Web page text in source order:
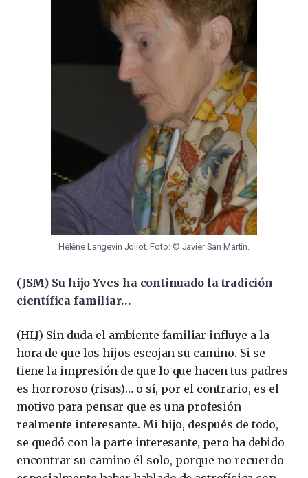
Hélène Langevin Joliot. Foto: © Javier San Martín.
(JSM) Su hijo Yves ha continuado la tradición
científica familiar…
(HLJ) Sin duda el ambiente familiar influye a la
hora de que los hijos escojan su camino. Si se
tiene la impresión de que lo que hacen tus padres
es horroroso (risas)… o sí, por el contrario, es el
motivo para pensar que es una profesión
realmente interesante. Mi hijo, después de todo,
se quedó con la parte interesante, pero ha debido
encontrar su camino él solo, porque no recuerdo